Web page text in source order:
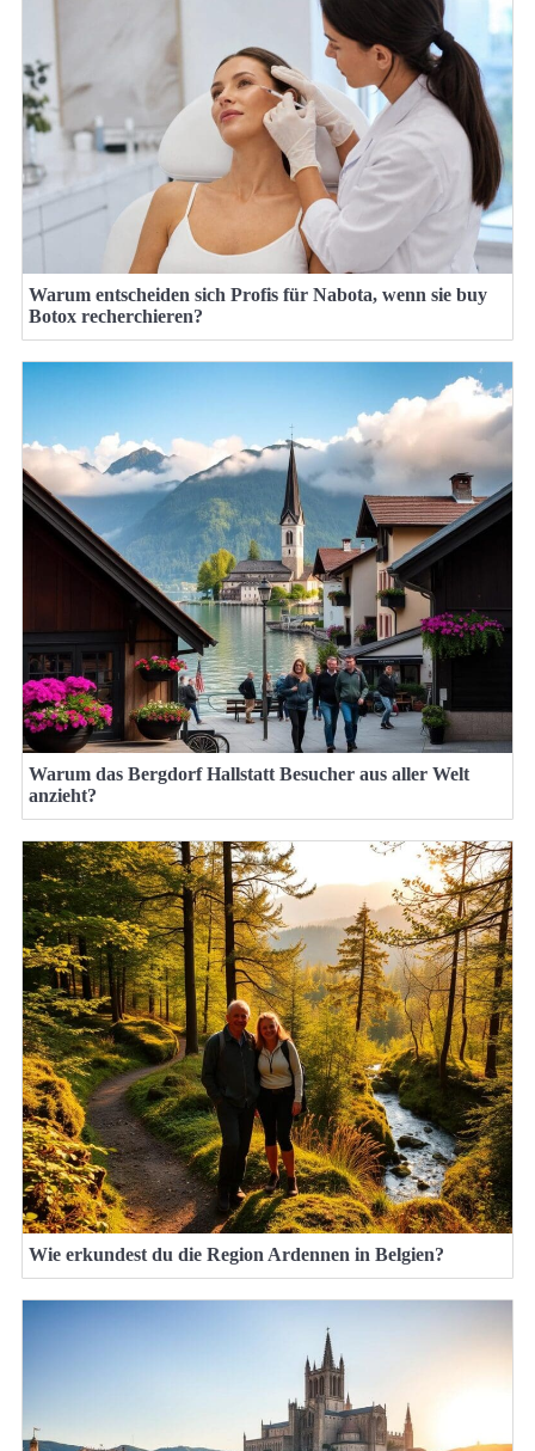
Warum entscheiden sich Profis für Nabota, wenn sie buy
Botox recherchieren?
Warum das Bergdorf Hallstatt Besucher aus aller Welt
anzieht?
Wie erkundest du die Region Ardennen in Belgien?